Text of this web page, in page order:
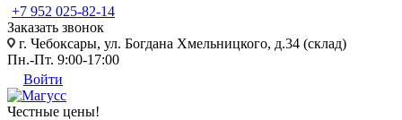
+7 952 025-82-14
Заказать звонок
г. Чебоксары, ул. Богдана Хмельницкого, д.34 (склад)
Пн.-Пт. 9:00-17:00
Войти
Честные цены!